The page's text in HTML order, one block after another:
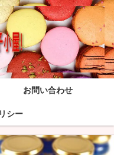
お問い合わせ
シー